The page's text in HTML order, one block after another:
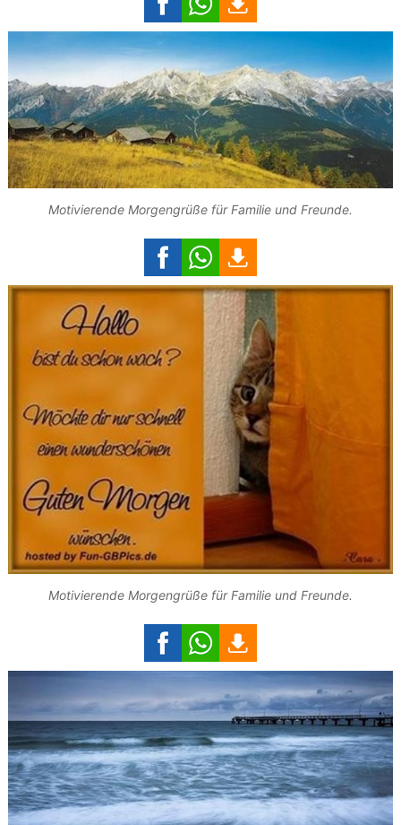
Motivierende Morgengrüße für Familie und Freunde.
Motivierende Morgengrüße für Familie und Freunde.